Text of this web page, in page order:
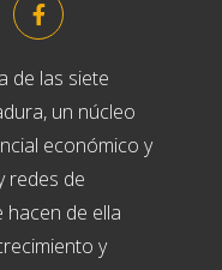
de las siete
un núcleo
económico y
redes de
de ella
y